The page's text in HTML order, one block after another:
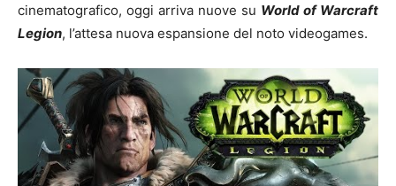
cinematografico, oggi arriva nuove su World of Warcraft
Legion, l’attesa nuova espansione del noto videogames.